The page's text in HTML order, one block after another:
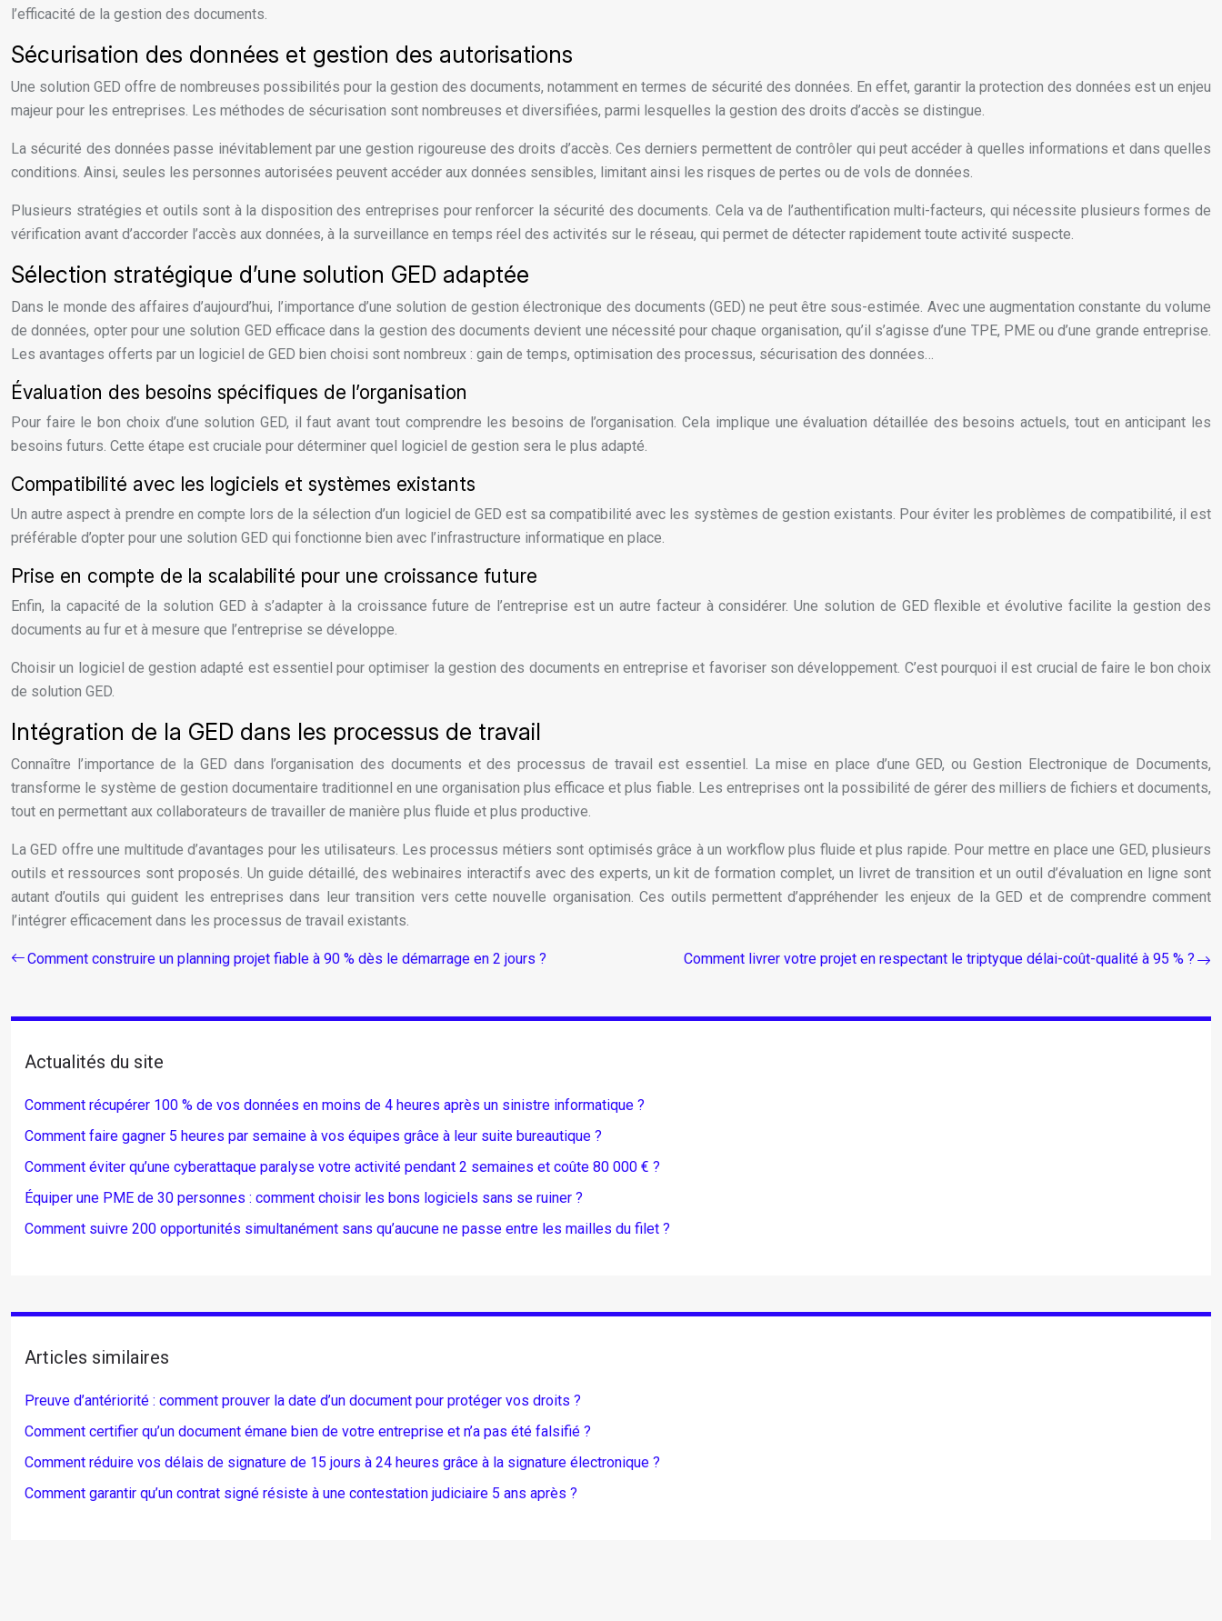
l’efficacité de la gestion des documents.
Sécurisation des données et gestion des autorisations
Une solution GED offre de nombreuses possibilités pour la gestion des documents, notamment en termes de sécurité des données. En effet, garantir la protection des données est un enjeu
majeur pour les entreprises. Les méthodes de sécurisation sont nombreuses et diversifiées, parmi lesquelles la gestion des droits d’accès se distingue.
La sécurité des données passe inévitablement par une gestion rigoureuse des droits d’accès. Ces derniers permettent de contrôler qui peut accéder à quelles informations et dans quelles
conditions. Ainsi, seules les personnes autorisées peuvent accéder aux données sensibles, limitant ainsi les risques de pertes ou de vols de données.
Plusieurs stratégies et outils sont à la disposition des entreprises pour renforcer la sécurité des documents. Cela va de l’authentification multi-facteurs, qui nécessite plusieurs formes de
vérification avant d’accorder l’accès aux données, à la surveillance en temps réel des activités sur le réseau, qui permet de détecter rapidement toute activité suspecte.
Sélection stratégique d’une solution GED adaptée
Dans le monde des affaires d’aujourd’hui, l’importance d’une solution de gestion électronique des documents (GED) ne peut être sous-estimée. Avec une augmentation constante du volume
de données, opter pour une solution GED efficace dans la gestion des documents devient une nécessité pour chaque organisation, qu’il s’agisse d’une TPE, PME ou d’une grande entreprise.
Les avantages offerts par un logiciel de GED bien choisi sont nombreux : gain de temps, optimisation des processus, sécurisation des données…
Évaluation des besoins spécifiques de l’organisation
Pour faire le bon choix d’une solution GED, il faut avant tout comprendre les besoins de l’organisation. Cela implique une évaluation détaillée des besoins actuels, tout en anticipant les
besoins futurs. Cette étape est cruciale pour déterminer quel logiciel de gestion sera le plus adapté.
Compatibilité avec les logiciels et systèmes existants
Un autre aspect à prendre en compte lors de la sélection d’un logiciel de GED est sa compatibilité avec les systèmes de gestion existants. Pour éviter les problèmes de compatibilité, il est
préférable d’opter pour une solution GED qui fonctionne bien avec l’infrastructure informatique en place.
Prise en compte de la scalabilité pour une croissance future
Enfin, la capacité de la solution GED à s’adapter à la croissance future de l’entreprise est un autre facteur à considérer. Une solution de GED flexible et évolutive facilite la gestion des
documents au fur et à mesure que l’entreprise se développe.
Choisir un logiciel de gestion adapté est essentiel pour optimiser la gestion des documents en entreprise et favoriser son développement. C’est pourquoi il est crucial de faire le bon choix
de solution GED.
Intégration de la GED dans les processus de travail
Connaître l’importance de la GED dans l’organisation des documents et des processus de travail est essentiel. La mise en place d’une GED, ou Gestion Electronique de Documents,
transforme le système de gestion documentaire traditionnel en une organisation plus efficace et plus fiable. Les entreprises ont la possibilité de gérer des milliers de fichiers et documents,
tout en permettant aux collaborateurs de travailler de manière plus fluide et plus productive.
La GED offre une multitude d’avantages pour les utilisateurs. Les processus métiers sont optimisés grâce à un workflow plus fluide et plus rapide. Pour mettre en place une GED, plusieurs
outils et ressources sont proposés. Un guide détaillé, des webinaires interactifs avec des experts, un kit de formation complet, un livret de transition et un outil d’évaluation en ligne sont
autant d’outils qui guident les entreprises dans leur transition vers cette nouvelle organisation. Ces outils permettent d’appréhender les enjeux de la GED et de comprendre comment
l’intégrer efficacement dans les processus de travail existants.
Comment construire un planning projet fiable à 90 % dès le démarrage en 2 jours ? Comment livrer votre projet en respectant le triptyque délai-coût-qualité à 95 % ?
Actualités du site
Comment récupérer 100 % de vos données en moins de 4 heures après un sinistre informatique ?
Comment faire gagner 5 heures par semaine à vos équipes grâce à leur suite bureautique ?
Comment éviter qu’une cyberattaque paralyse votre activité pendant 2 semaines et coûte 80 000 € ?
Équiper une PME de 30 personnes : comment choisir les bons logiciels sans se ruiner ?
Comment suivre 200 opportunités simultanément sans qu’aucune ne passe entre les mailles du filet ?
Articles similaires
Preuve d’antériorité : comment prouver la date d’un document pour protéger vos droits ?
Comment certifier qu’un document émane bien de votre entreprise et n’a pas été falsifié ?
Comment réduire vos délais de signature de 15 jours à 24 heures grâce à la signature électronique ?
Comment garantir qu’un contrat signé résiste à une contestation judiciaire 5 ans après ?